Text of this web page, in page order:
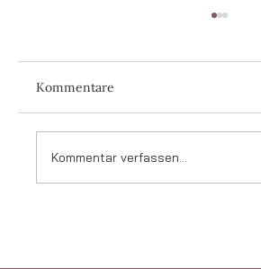
Kommentare
Kommentar verfassen...